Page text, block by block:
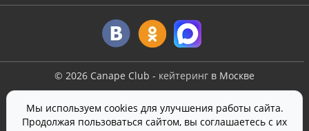
© 2026 Canape Club - кейтеринг в Москве
Политика конфиденциальности
Согласие на обработку персональных данных
Мы используем cookies для улучшения работы сайта.
Продолжая пользоваться сайтом, вы соглашаетесь с их